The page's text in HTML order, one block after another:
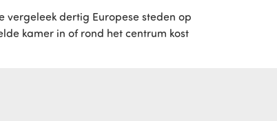
vergeleek dertig Europese steden op
kamer in of rond het centrum kost